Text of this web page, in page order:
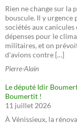
Rien ne change sur la
bouscule. Il y urgence
sociétés aux
dépenses pour le
militaires, et on
d'avions contre […]
Pierre-Alain
Le député Idir
Boumertit !
11 juillet 2026
À Vénissieux, la